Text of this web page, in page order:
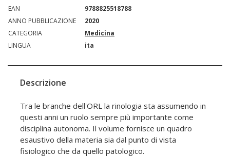
EAN
9788825518788
ANNO PUBBLICAZIONE
2020
CATEGORIA
Medicina
LINGUA
ita
Descrizione
Tra le branche dell'ORL la rinologia sta assumendo in
questi anni un ruolo sempre più importante come
disciplina autonoma. Il volume fornisce un quadro
esaustivo della materia sia dal punto di vista
fisiologico che da quello patologico.